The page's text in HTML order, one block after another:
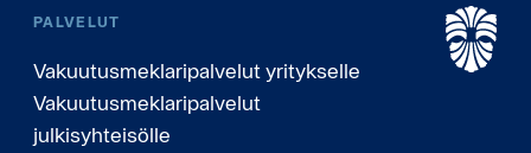
PALVELUT
Vakuutusmeklaripalvelut yritykselle
Vakuutusmeklaripalvelut
julkisyhteisölle